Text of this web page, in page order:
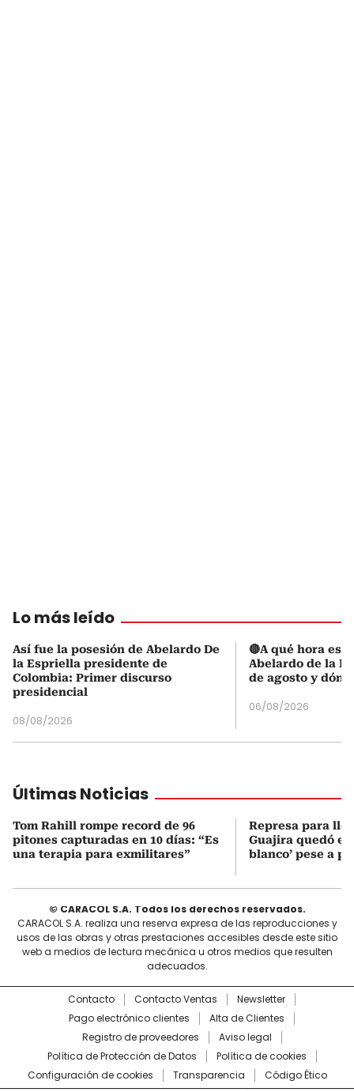
Lo más leído
Así fue la posesión de Abelardo De
la Espriella presidente de
Colombia: Primer discurso
presidencial
08/08/2026
🔴A qué hora es
Abelardo de la
de agosto y
06/08/2026
Últimas Noticias
Tom Rahill rompe record de 96
pitones capturadas en 10 días: “Es
una terapia para exmilitares”
Represa para
Guajira quedó en
blanco’ pese a
© CARACOL S.A. Todos los derechos reservados.
CARACOL S.A. realiza una reserva expresa de las reproducciones y
usos de las obras y otras prestaciones accesibles desde este sitio
web a medios de lectura mecánica u otros medios que resulten
adecuados.
Contacto Contacto Ventas
Newsletter
Pago electrónico clientes
Alta de Clientes
Registro de proveedores
Aviso legal
Política de Protección de Datos
Política de cookies
Configuración de cookies
Transparencia Código Ético